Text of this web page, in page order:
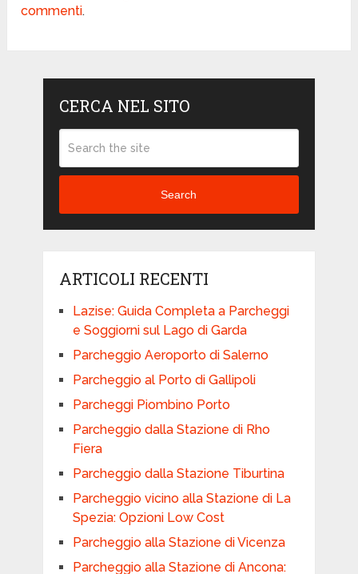
commenti.
CERCA NEL SITO
Search
ARTICOLI RECENTI
Lazise: Guida Completa a Parcheggi
e Soggiorni sul Lago di Garda
Parcheggio Aeroporto di Salerno
Parcheggio al Porto di Gallipoli
Parcheggi Piombino Porto
Parcheggio dalla Stazione di Rho
Fiera
Parcheggio dalla Stazione Tiburtina
Parcheggio vicino alla Stazione di La
Spezia: Opzioni Low Cost
Parcheggio alla Stazione di Vicenza
Parcheggio alla Stazione di Ancona: